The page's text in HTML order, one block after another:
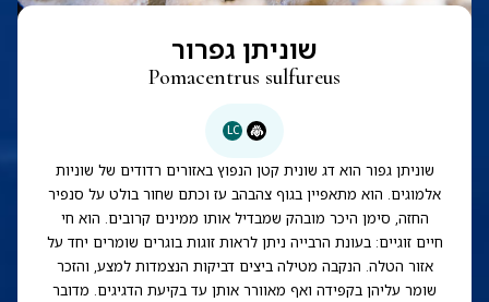
שוניתן גפרור
Pomacentrus sulfureus
LC
שוניתן גפור הוא דג שונית קטן הנפוץ באזורים רדודים של שוניות
אלמוגים. הוא מתאפיין בגוף צהבהב עז וכתם שחור בולט על סנפיר
החזה, סימן היכר מובהק שמבדיל אותו ממינים קרובים. הוא חי
חיים זוגיים: בעונת הרבייה ניתן לראות זוגות בוגרים שומרים יחד על
אזור הטלה. הנקבה מטילה ביצים דביקות הנצמדות למצע, והזכר
שומר עליהן בקפידה ואף מאוורר אותן עד בקיעת הדגיגים. מדובר